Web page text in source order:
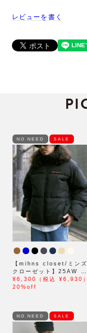
レビューを書く
NO NEED SALE
【mihns closet/ミンズ
クローゼット】25AW パ
デッドショートブルゾン /
新色追加
¥6,300（税込 ¥6,930）
20%off
NO NEED SALE